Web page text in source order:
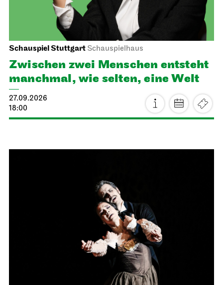
Schauspiel Stuttgart Schauspielhaus
Zwischen zwei Menschen ent­steht
manch­mal, wie selten, eine Welt
27.09.2026
18:00